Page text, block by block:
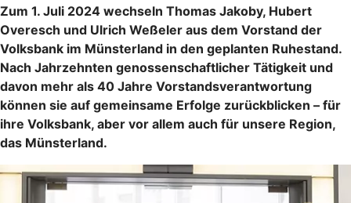
Zum 1. Juli 2024 wechseln Thomas Jakoby, Hubert
Overesch und Ulrich Weßeler aus dem Vorstand der
Volksbank im Münsterland in den geplanten Ruhestand.
Nach Jahrzehnten genossenschaftlicher Tätigkeit und
davon mehr als 40 Jahre Vorstandsverantwortung
können sie auf gemeinsame Erfolge zurückblicken – für
ihre Volksbank, aber vor allem auch für unsere Region,
das Münsterland.